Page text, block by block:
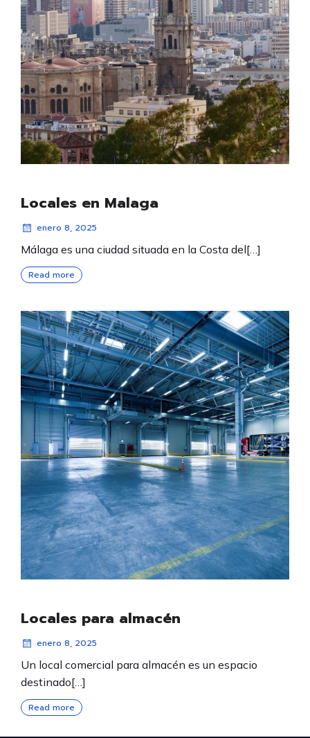
Locales en Malaga
enero 8, 2025
Málaga es una ciudad situada en la Costa del[…]
Read more
Locales para almacén
enero 8, 2025
Un local comercial para almacén es un espacio
destinado[…]
Read more